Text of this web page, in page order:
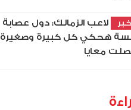
لاعب الزمالك: دول عصابة
هحكي كل كبيرة وصغيرة
معايا